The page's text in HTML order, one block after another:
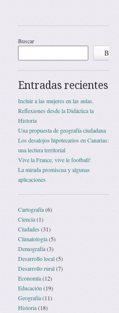
Buscar
Buscar
Entradas recientes
Incluir a las mujeres en las aulas.
Reflexiones desde la Didáctica la
Historia
Una propuesta de geografía ciudadana
Los desalojos hipotecarios en Canarias:
una lectura territorial
Vive la France, vive le football!
La mirada promiscua y algunas
aplicaciones
Cartografía(6)
Ciencia(1)
Ciudades (31)
Climatología(5)
Demografía(3)
Desarrollo local(5)
Desarrollo rural(7)
Economía(12)
Educación (19)
Geografía(11)
Historia(18)